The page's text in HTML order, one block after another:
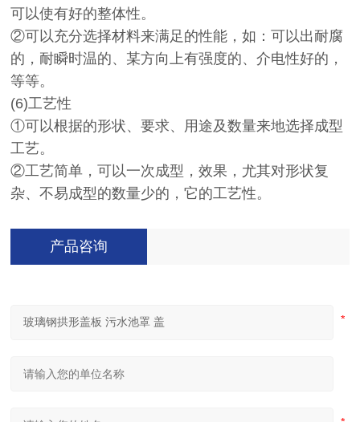
可以使有好的整体性。
②可以充分选择材料来满足的性能，如：可以出耐腐
的，耐瞬时温的、某方向上有强度的、介电性好的，
等等。
(6)工艺性
①可以根据的形状、要求、用途及数量来地选择成型
工艺。
②工艺简单，可以一次成型，效果，尤其对形状复
杂、不易成型的数量少的，它的工艺性。
产品咨询